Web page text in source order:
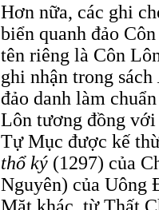
Hơn nữa, các ghi
biển quanh đảo
tên riêng là Côn
ghi nhận trong sách
đảo danh làm
Lôn tương đồng với
Tự Mục được kế
thổ ký (1297) của
Nguyên) của Uông